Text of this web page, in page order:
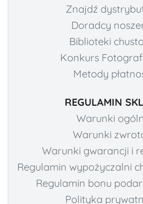
Znajdź
Doradcy
Biblioteki
Konkurs
Metody
REGULAMIN
Warunki
Warunki
Warunki gwarancji i
Regulamin wypożyczalni
Regulamin bonu
Polityka